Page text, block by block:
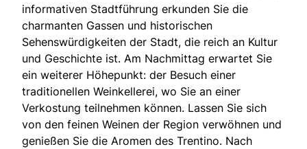
informativen Stadtführung erkunden Sie die
charmanten Gassen und historischen
Sehenswürdigkeiten der Stadt, die reich an Kultur
und Geschichte ist. Am Nachmittag erwartet Sie
ein weiterer Höhepunkt: der Besuch einer
traditionellen Weinkellerei, wo Sie an einer
Verkostung teilnehmen können. Lassen Sie sich
von den feinen Weinen der Region verwöhnen und
genießen Sie die Aromen des Trentino. Nach